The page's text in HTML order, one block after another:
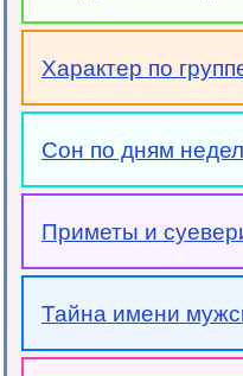
Характер по
Сон по дням
Приметы и
Тайна имени